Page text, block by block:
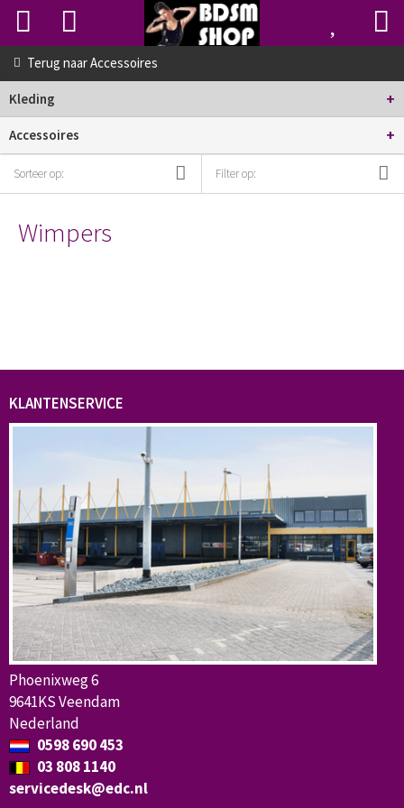
Terug naarAccessoires
Kleding +
Accessoires +
Sorteer op: Filter op:
Wimpers
KLANTENSERVICE
Phoenixweg 6
9641KS Veendam
Nederland
0598 690 453
03 808 1140
servicedesk@edc.nl